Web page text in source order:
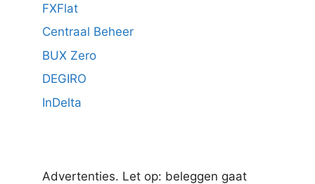
FXFlat
Centraal Beheer
BUX Zero
DEGIRO
InDelta
Advertenties. Let op: beleggen gaat